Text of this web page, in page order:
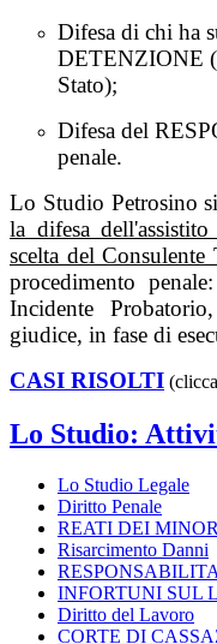
Difesa di chi ha
DETENZIONE
Stato);
Difesa del
penale.
Lo Studio Petrosino
la difesa dell'assistito
scelta del
procedimento
Incidente
giudice, in fase di
CASI RISOLTI
Lo Studio:
Lo Studio Legale
Diritto Penale
REATI DEI
Risarcimento Danni
INFORTUNI SUL
Diritto del Lavoro
CORTE DI